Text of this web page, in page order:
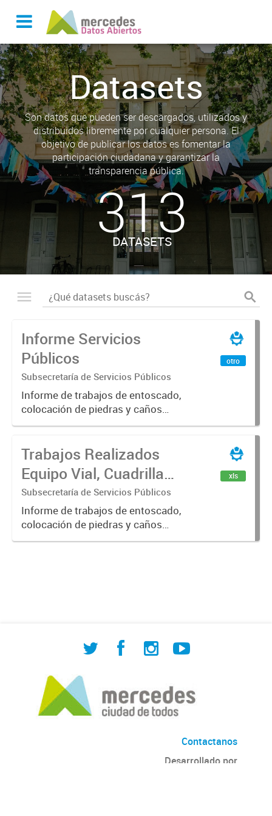
Datasets
Son datos que pueden ser descargados, utilizados y
distribuidos libremente por cualquier persona. El
objetivo de publicar los datos es fomentar la
participación ciudadana y garantizar la
transparencia pública.
313
DATASETS
Informe Servicios
Públicos
Subsecretaría de Servicios Públicos
Informe de trabajos de entoscado,
colocación de piedras y caños
(zanjeo - cruce de calles) Informe
construcción, colocación de tapa
registro, reparación...
otro
Trabajos Realizados
Equipo Vial, Cuadrilla
Bacheo, Servicio
Eléctrico - Noviembre
2021
Subsecretaría de Servicios Públicos
Informe de trabajos de entoscado,
colocación de piedras y caños
(zanjeo - cruce de calles) Informe
xls
Contactanos
Desarrollado por